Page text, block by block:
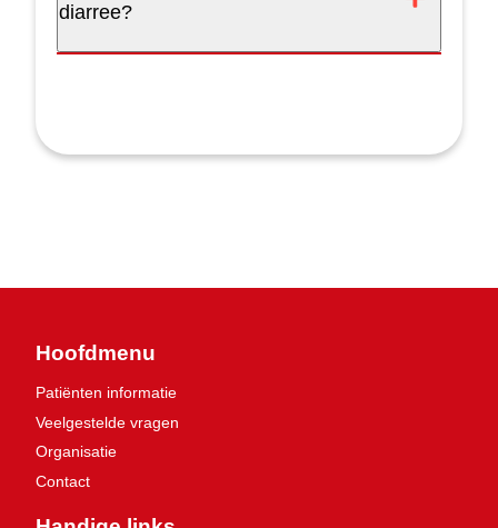
diarree?
Hoofdmenu
Patiënten informatie
Veelgestelde vragen
Organisatie
Contact